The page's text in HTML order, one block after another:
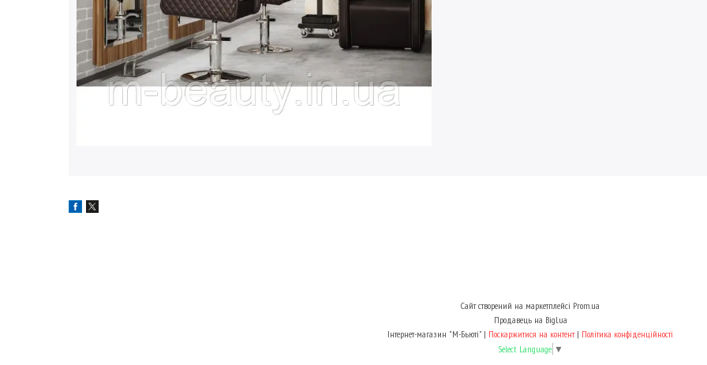
Сайт створений на маркетплейсі Prom.ua
Продавець на Bigl.ua
Інтернет-магазин "М-Бьюті" | Поскаржитися на контент | Політика конфіденційності
Select Language ▼